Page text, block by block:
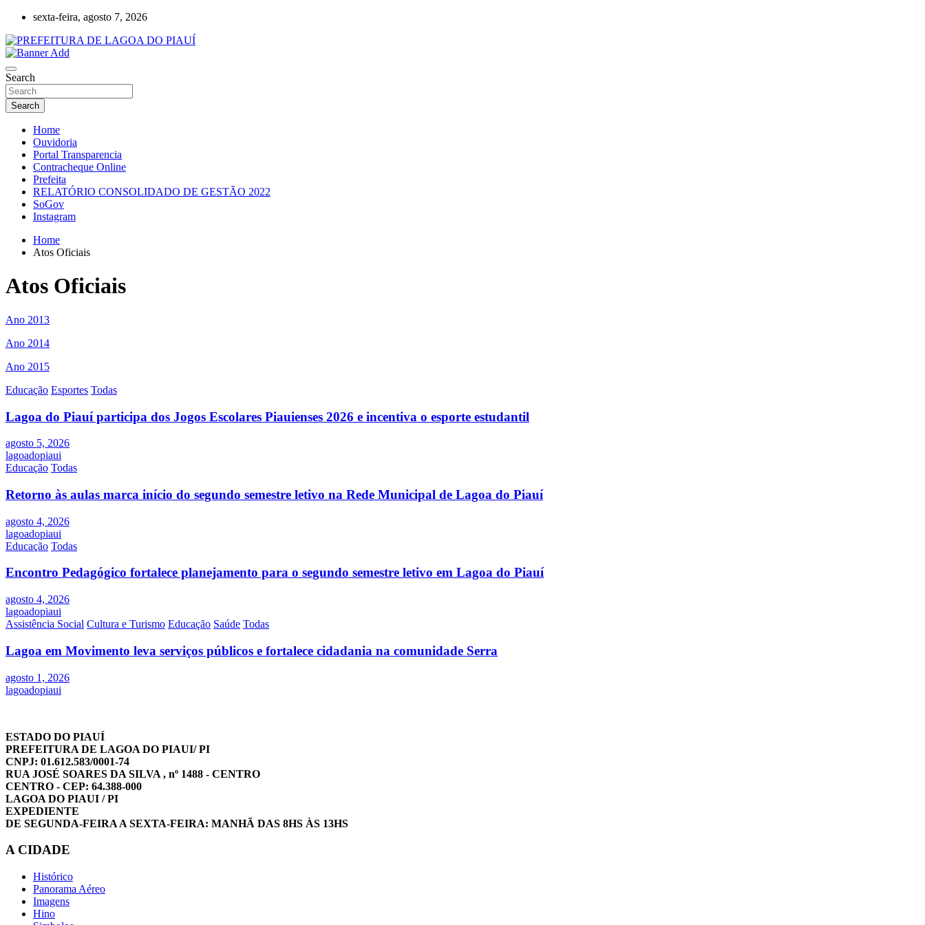
Skip
content
sexta-feira, agosto 7, 2026
PREFEITURA DE LAGOA DO PIAUÍ
Search
Search
Home
Ouvidoria
Portal Transparencia
Contracheque Online
Prefeita
RELATÓRIO CONSOLIDADO DE GESTÃO 2022
SoGov
Instagram
Home
Atos Oficiais
Atos Oficiais
Ano 2013
Ano 2014
Ano 2015
Educação Esportes Todas
Lagoa do Piauí participa dos Jogos Escolares Piauienses 2026 e incentiva o esporte estudantil
agosto 5, 2026
lagoadopiaui
Educação Todas
Retorno às aulas marca início do segundo semestre letivo na Rede Municipal de Lagoa do Piauí
agosto 4, 2026
lagoadopiaui
Educação Todas
Encontro Pedagógico fortalece planejamento para o segundo semestre letivo em Lagoa do Piauí
agosto 4, 2026
lagoadopiaui
Assistência Social Cultura e Turismo Educação Saúde Todas
Lagoa em Movimento leva serviços públicos e fortalece cidadania na comunidade Serra
agosto 1, 2026
lagoadopiaui
ESTADO DO PIAUÍ
PREFEITURA DE LAGOA DO PIAUI/ PI
CNPJ: 01.612.583/0001-74
RUA JOSÉ SOARES DA SILVA , nº 1488 - CENTRO
CENTRO - CEP: 64.388-000
LAGOA DO PIAUI / PI
EXPEDIENTE
DE SEGUNDA-FEIRA A SEXTA-FEIRA: MANHÃ DAS 8HS ÀS 13HS
A CIDADE
Histórico
Panorama Aéreo
Imagens
Hino